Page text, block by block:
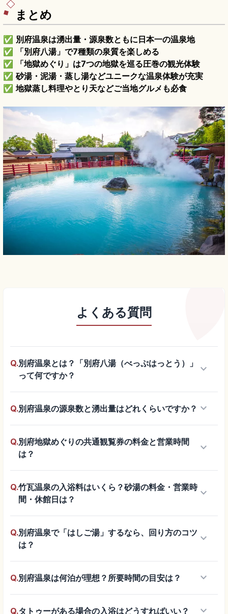
まとめ
✅ 別府温泉は湧出量・源泉数ともに日本一の温泉地
✅
「別府八湯」で7種類の泉質を楽しめる
✅
「地獄めぐり」は7つの地獄を巡る圧巻の観光体験
✅ 砂湯・泥湯・蒸し湯などユニークな温泉体験が充実
✅ 地獄蒸し料理やとり天などご当地グルメも必食
よくある質問
Q.別府温泉とは？「別府八湯（べっぷはっとう）」
って何ですか？
keyboard_arrow_down
Q.別府温泉の源泉数と湧出量はどれくらいですか？ keyboard_arrow_down
Q.別府地獄めぐりの共通観覧券の料金と営業時間
は？
keyboard_arrow_down
Q.竹瓦温泉の入浴料はいくら？砂湯の料金・営業時
間・休館日は？
keyboard_arrow_down
Q.別府温泉で「はしご湯」するなら、回り方のコツ
は？
keyboard_arrow_down
Q.別府温泉は何泊が理想？所要時間の目安は？ keyboard_arrow_down
Q.タトゥーがある場合の入浴はどうすればいい？ keyboard_arrow_down